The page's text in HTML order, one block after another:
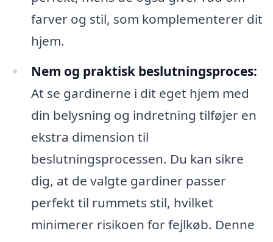
farver og stil, som komplementerer dit
hjem.
Nem og praktisk beslutningsproces:
At se gardinerne i dit eget hjem med
din belysning og indretning tilføjer en
ekstra dimension til
beslutningsprocessen. Du kan sikre
dig, at de valgte gardiner passer
perfekt til rummets stil, hvilket
minimerer risikoen for fejlkøb. Denne